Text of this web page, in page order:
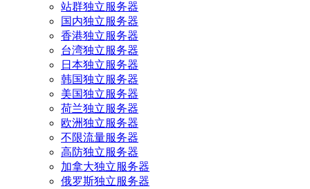
站群独立服务器
国内独立服务器
香港独立服务器
台湾独立服务器
日本独立服务器
韩国独立服务器
美国独立服务器
荷兰独立服务器
欧洲独立服务器
不限流量服务器
高防独立服务器
加拿大独立服务器
俄罗斯独立服务器